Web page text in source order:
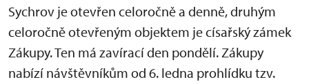
Sychrov je otevřen celoročně a denně, druhým
celoročně otevřeným objektem je císařský zámek
Zákupy. Ten má zavírací den pondělí. Zákupy
nabízí návštěvníkům od 6. ledna prohlídku tzv.